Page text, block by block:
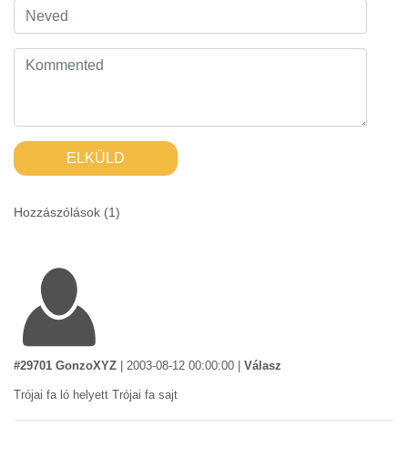
ELKÜLD
Hozzászólások (1)
#29701 GonzoXYZ 2003-08-12 00:00:00 Válasz
Trójai fa ló helyett Trójai fa sajt